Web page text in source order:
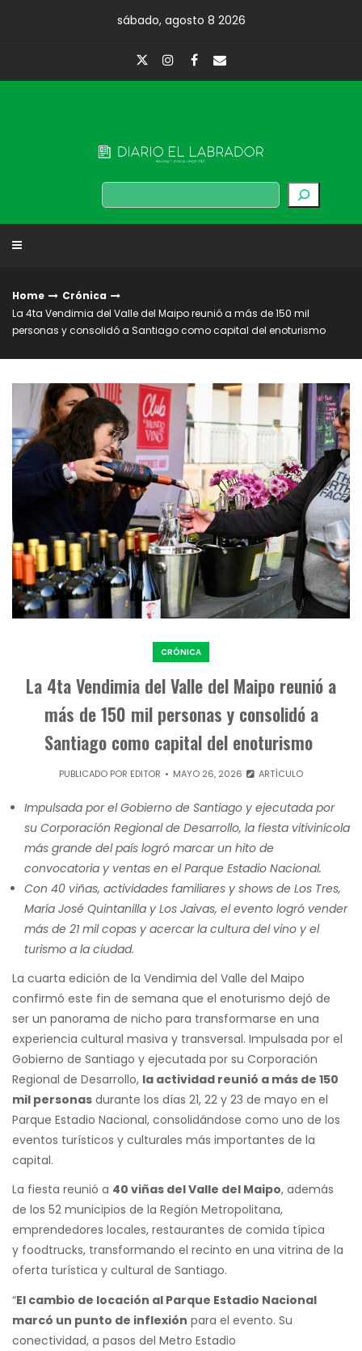
sábado, agosto 8 2026
Buscar
Home
Crónica
La 4ta Vendimia del Valle del Maipo reunió a más de 150 mil
personas y consolidó a Santiago como capital del enoturismo
CRÓNICA
La 4ta Vendimia del Valle del Maipo reunió a
más de 150 mil personas y consolidó a
Santiago como capital del enoturismo
PUBLICADO POR EDITOR MAYO 26, 2026 ARTÍCULO
Impulsada por el Gobierno de Santiago y ejecutada por
su Corporación Regional de Desarrollo, la fiesta vitivinícola
más grande del país logró marcar un hito de
convocatoria y ventas en el Parque Estadio Nacional.
Con 40 viñas, actividades familiares y shows de Los Tres,
María José Quintanilla y Los Jaivas, el evento logró vender
más de 21 mil copas y acercar la cultura del vino y el
turismo a la ciudad.
La cuarta edición de la Vendimia del Valle del Maipo
confirmó este fin de semana que el enoturismo dejó de
ser un panorama de nicho para transformarse en una
experiencia cultural masiva y transversal. Impulsada por el
Gobierno de Santiago y ejecutada por su Corporación
Regional de Desarrollo, la actividad reunió a más de 150
mil personas durante los días 21, 22 y 23 de mayo en el
Parque Estadio Nacional, consolidándose como uno de los
eventos turísticos y culturales más importantes de la
capital.
La fiesta reunió a 40 viñas del Valle del Maipo, además
de los 52 municipios de la Región Metropolitana,
emprendedores locales, restaurantes de comida típica
y foodtrucks, transformando el recinto en una vitrina de la
oferta turística y cultural de Santiago.
“El cambio de locación al Parque Estadio Nacional
marcó un punto de inflexión para el evento. Su
conectividad, a pasos del Metro Estadio